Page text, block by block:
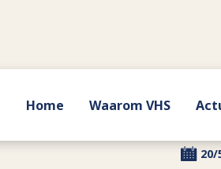
Home Waarom VHS
20/